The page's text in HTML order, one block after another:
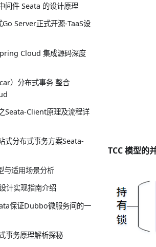
间件 Seata 的设计原理
Server正式开源-TaaS设
Cloud 集成源码深度
）分布式事务 整合
Seata-Client原理及流程详
式分布式事务方案Seata-
与适用场景分析
计实现指南介绍
保证Dubbo微服务间的一
事务原理解析探秘
TCC 模型的